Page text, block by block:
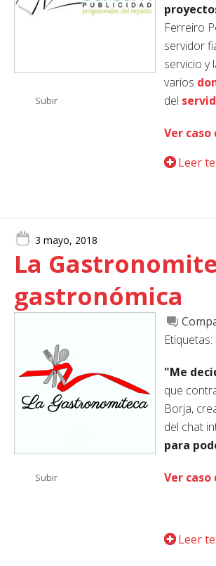
Ferreiro
servidor
servicio y
varios
del
Ver
Leer
Subir
3 mayo, 2018
La
gastronómica
Etiquetas:
"Me
que
Borja,
del chat
para
Ver
Leer
Subir